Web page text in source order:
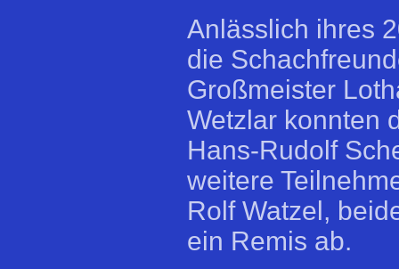
Anlässlich ihres
die
Großmeister
Wetzlar konnten
Hans-Rudolf
weitere
Rolf Watzel,
ein Remis ab.